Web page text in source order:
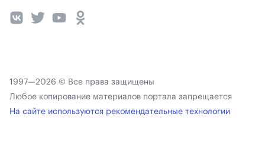
1997—2026 © Все права защищены
Любое копирование материалов портала запрещается
На сайте используются рекомендательные технологии